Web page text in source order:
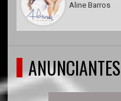
Aline Barros
ANUNCIANTES